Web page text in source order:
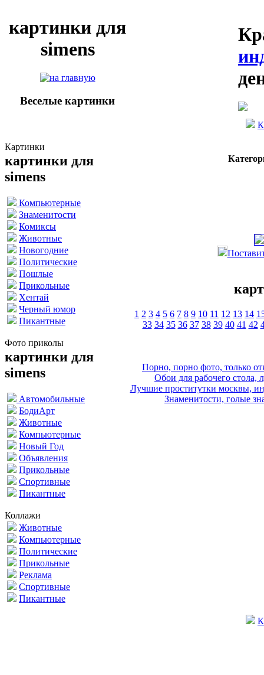
картинки для
simens
Веселые картинки
Картинки
картинки для
simens
Компьютерные
Знаменитости
Комиксы
Животные
Новогодние
Политические
Пошлые
Прикольные
Хентай
Черный юмор
Пикантные
Фото приколы
картинки для
simens
Автомобильные
БодиАрт
Животные
Компьютерные
Новый Год
Объявления
Прикольные
Спортивные
Пикантные
Коллажи
Животные
Компьютерные
Политические
Прикольные
Реклама
Спортивные
Пикантные
1 2 3 4 5 6 7 8 9 10 11 12 13 14
33 34 35 36 37 38 39 40 41 42
Порно, порно фото, только
Обои для рабочего стола,
Лучшие проститутки москвы,
Знаменитости, голые